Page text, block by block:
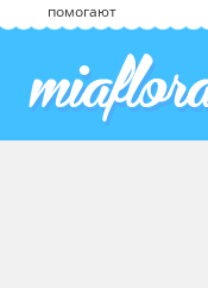
помогают